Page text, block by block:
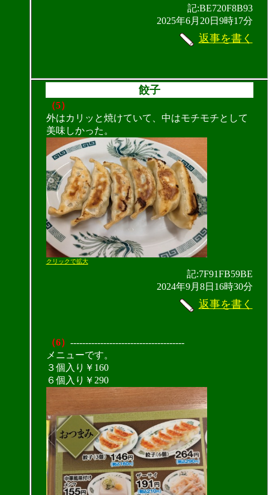
記:BE720F8B93
2025年6月20日9時17分
返事を書く
餃子
（5）
外はカリッと焼けていて、中はモチモチとして
美味しかった。
クリックで拡大
記:7F91FB59BE
2024年9月8日16時30分
返事を書く
（6） --------------------------------------
メニューです。
３個入り￥160
６個入り￥290